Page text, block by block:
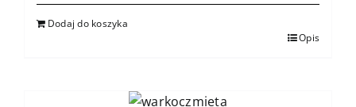
Dodaj do koszyka
Opis